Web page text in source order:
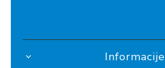
Informacije